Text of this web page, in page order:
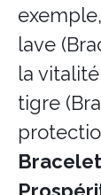
lave
la
tigre